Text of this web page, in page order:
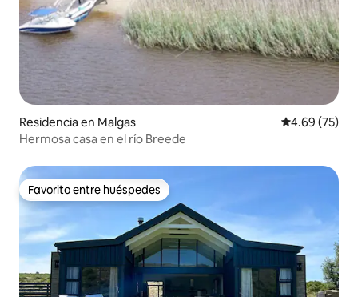
Residencia en Malgas Calificación
4.69 (75)
Hermosa casa en el río Breede
Favorito entre huéspedes
Favorito entre huéspedes